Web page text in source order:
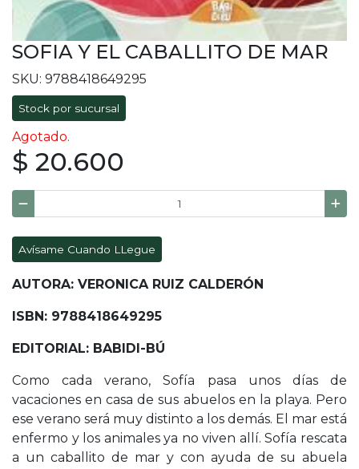
SOFIA Y EL CABALLITO DE MAR
SKU: 9788418649295
Stock por sucursal
Agotado.
$ 20.600
Avísame Cuando LLegue
AUTORA: VERONICA RUIZ CALDERÓN
ISBN: 9788418649295
EDITORIAL: BABIDI-BÚ
Como cada verano, Sofía pasa unos días de
vacaciones en casa de sus abuelos en la playa. Pero
ese verano será muy distinto a los demás. El mar está
enfermo y los animales ya no viven allí. Sofía rescata
a un caballito de mar y con ayuda de su abuela